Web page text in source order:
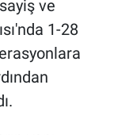
ve
1-28